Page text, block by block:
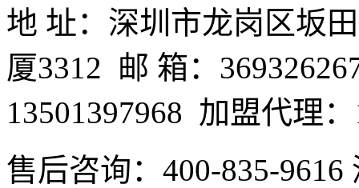
地 址：深圳市龙岗区坂
厦3312 邮 箱：
13501397968 加盟代理
售后咨询：400-835-